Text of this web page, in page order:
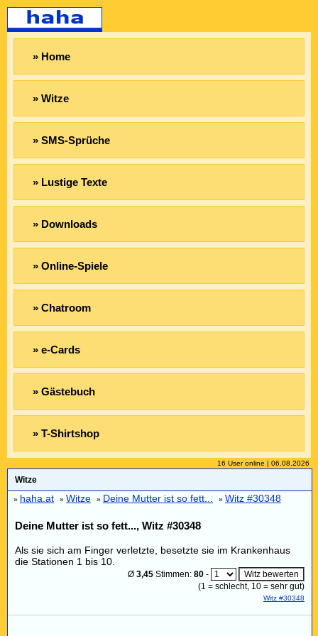
» Home
» Witze
» SMS-Sprüche
» Lustige Texte
» Downloads
» Online-Spiele
» Chatroom
» e-Cards
» Gästebuch
» T-Shirtshop
16 User online | 06.08.2026
Witze
» haha.at » Witze » Deine Mutter ist so fett... » Witz #30348
Deine Mutter ist so fett..., Witz #30348
Als sie sich am Finger verletzte, besetzte sie im Krankenhaus
die Stationen 1 bis 10.
Ø 3,45 Stimmen: 80 -
(1 = schlecht, 10 = sehr gut)
Witz #30348